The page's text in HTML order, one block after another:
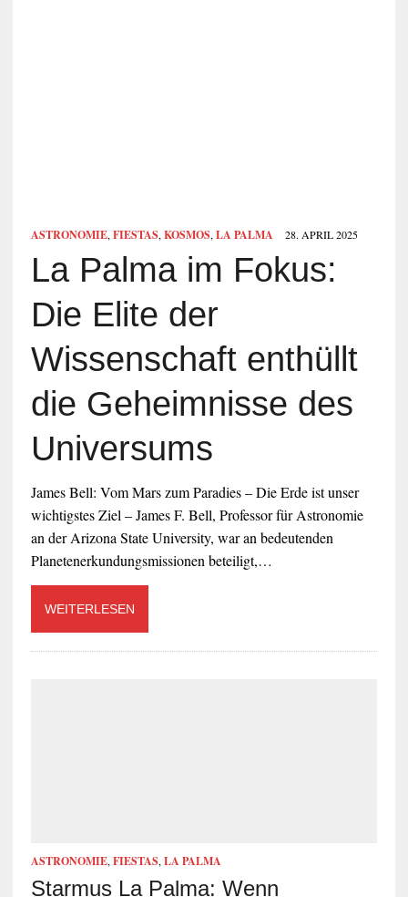
ASTRONOMIE, FIESTAS, KOSMOS, LA PALMA 28. APRIL 2025
La Palma im Fokus:
Die Elite der
Wissenschaft enthüllt
die Geheimnisse des
Universums
James Bell: Vom Mars zum Paradies – Die Erde ist unser
wichtigstes Ziel – James F. Bell, Professor für Astronomie
an der Arizona State University, war an bedeutenden
Planetenerkundungsmissionen beteiligt,…
WEITERLESEN
ASTRONOMIE, FIESTAS, LA PALMA
Starmus La Palma: Wenn